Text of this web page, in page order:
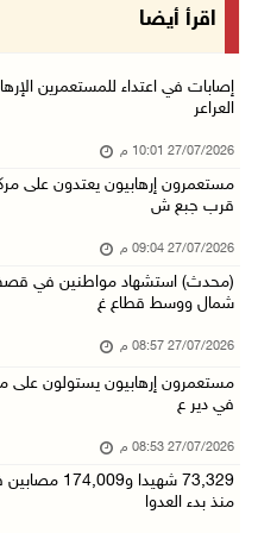
اقرأ أيضا
إصابات في اعتداء للمستعمرين
العراعر
27/07/2026 10:01 م
مستعمرون إرهابيون يعتدون على
قرب جبع ش
27/07/2026 09:04 م
(محدث) استشهاد مواطنين في
شمال ووسط قطاع غ
27/07/2026 08:57 م
مستعمرون إرهابيون يستولون على
في دير ع
27/07/2026 08:53 م
73,329 شهيدا
منذ بدء العدوا